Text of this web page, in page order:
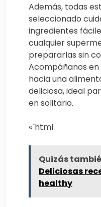
Además, todas
seleccionado
ingredientes
cualquier
prepararlas sin
Acompáñanos
hacia una
deliciosa, ideal
en solitario.
«`html
Quizás
Deliciosas
healthy